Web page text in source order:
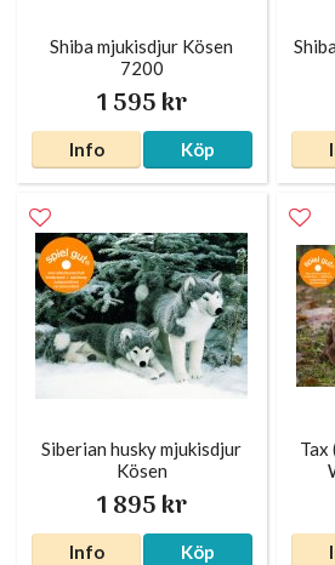
Shiba mjukisdjur Kösen
7200
1 595 kr
Info Köp
Siberian husky mjukisdjur
Kösen
1 895 kr
Info Köp
Tax